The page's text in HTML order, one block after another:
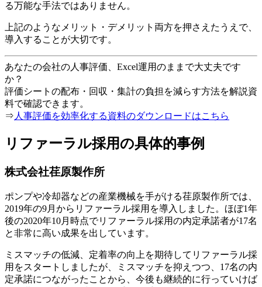
る万能な手法ではありません。
上記のようなメリット・デメリット両方を押さえたうえで、
導入することが大切です。
あなたの会社の人事評価、Excel運用のままで大丈夫です
か？
評価シートの配布・回収・集計の負担を減らす方法を解説資
料で確認できます。
⇒ 人事評価を効率化する資料のダウンロードはこちら
リファーラル採用の具体的事例
株式会社荏原製作所
ポンプや冷却器などの産業機械を手がける荏原製作所では、
2019年の9月からリファーラル採用を導入しました。ほぼ1年
後の2020年10月時点でリファーラル採用の内定承諾者が17名
と非常に高い成果を出しています。
ミスマッチの低減、定着率の向上を期待してリファーラル採
用をスタートしましたが、ミスマッチを抑えつつ、17名の内
定承諾につながったことから、今後も継続的に行っていけば